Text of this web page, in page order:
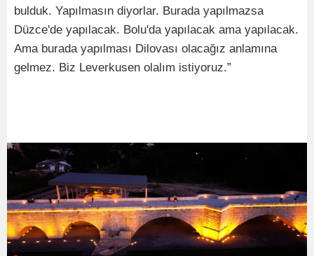
bulduk. Yapılmasın diyorlar. Burada yapılmazsa
Düzce'de yapılacak. Bolu'da yapılacak ama yapılacak.
Ama burada yapılması Dilovası olacağız anlamına
gelmez. Biz Leverkusen olalım istiyoruz.”